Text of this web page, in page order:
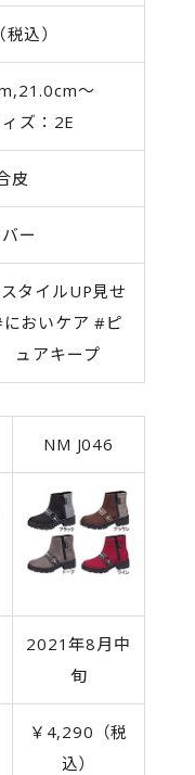
込）
～
ズ：2E
皮
ー
タイルUP見せ
おいケア #ピ
ュアキープ
NM J046
2021年8月中
旬
￥4,290（税
込）